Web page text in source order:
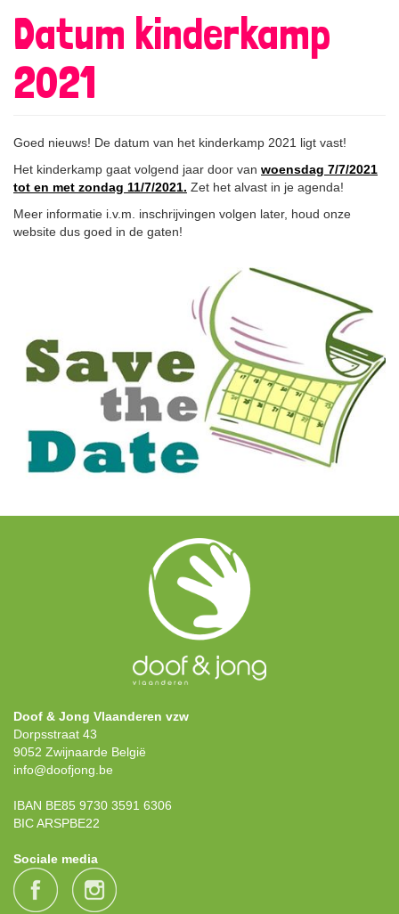
Datum kinderkamp
2021
Goed nieuws! De datum van het kinderkamp 2021 ligt vast!
Het kinderkamp gaat volgend jaar door van woensdag 7/7/2021
tot en met zondag 11/7/2021. Zet het alvast in je agenda!
Meer informatie i.v.m. inschrijvingen volgen later, houd onze
website dus goed in de gaten!
Doof & Jong Vlaanderen vzw
Dorpsstraat 43
9052 Zwijnaarde België
info@doofjong.be
IBAN BE85 9730 3591 6306
BIC ARSPBE22
Sociale media